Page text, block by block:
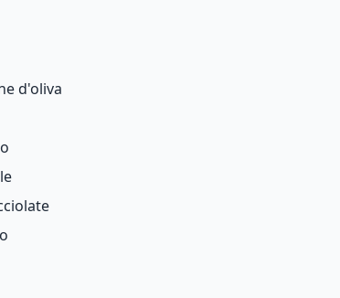
d'oliva